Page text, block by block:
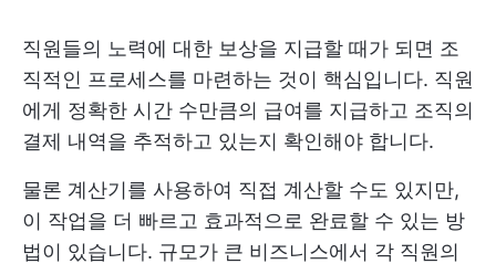
직원들의 노력에 대한 보상을 지급할 때가 되면 조
직적인 프로세스를 마련하는 것이 핵심입니다. 직원
에게 정확한 시간 수만큼의 급여를 지급하고 조직의
결제 내역을 추적하고 있는지 확인해야 합니다.
물론 계산기를 사용하여 직접 계산할 수도 있지만,
이 작업을 더 빠르고 효과적으로 완료할 수 있는 방
법이 있습니다. 규모가 큰 비즈니스에서 각 직원의